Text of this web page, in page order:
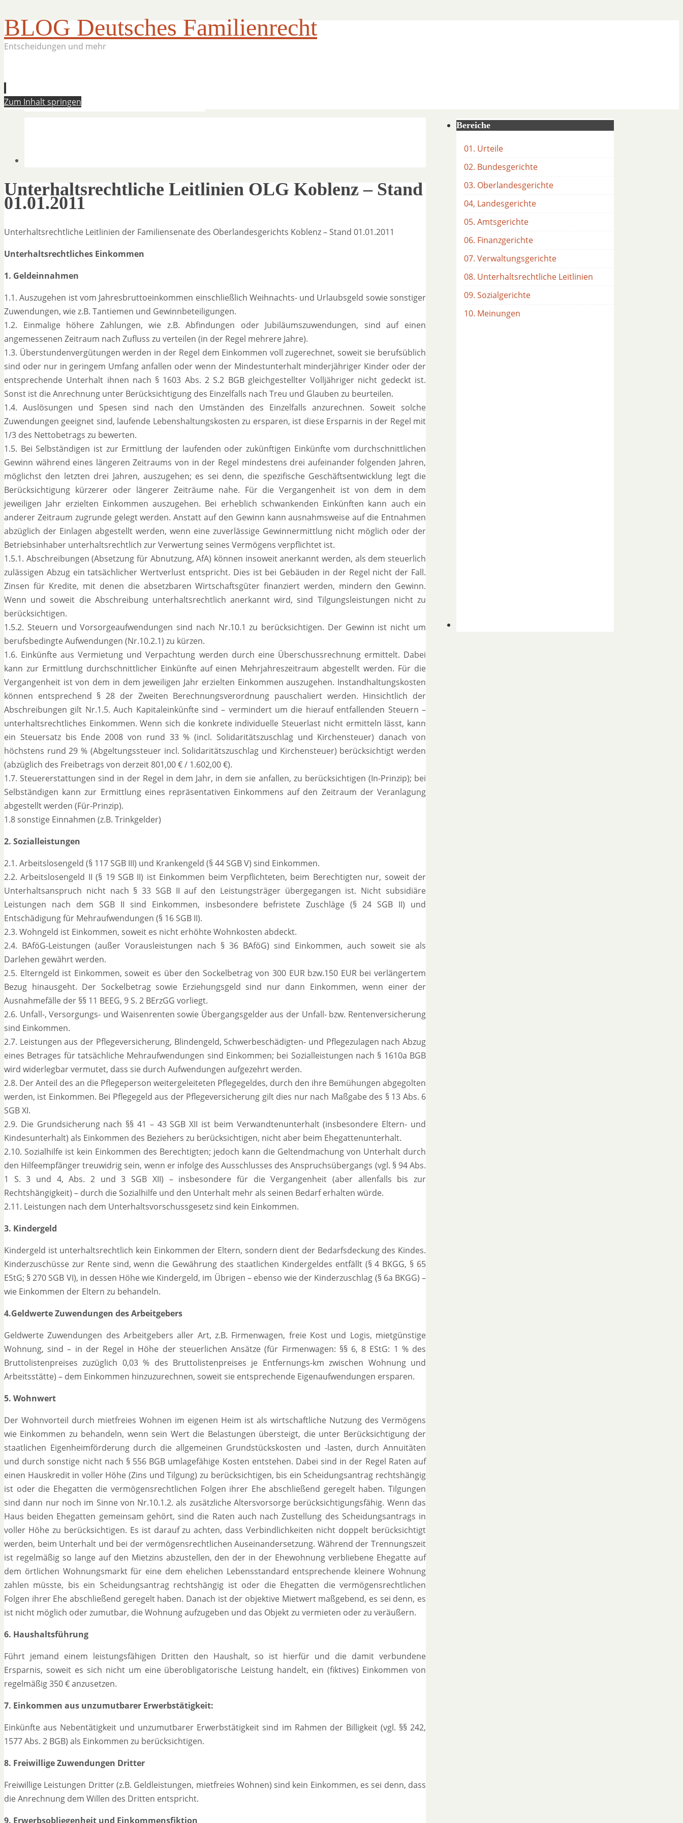
BLOG Deutsches Familienrecht
Entscheidungen und mehr
Zum Inhalt springen
Unterhaltsrechtliche Leitlinien OLG Koblenz – Stand
01.01.2011
Unterhaltsrechtliche Leitlinien der Familiensenate des Oberlandesgerichts Koblenz – Stand 01.01.2011
Unterhaltsrechtliches Einkommen
1. Geldeinnahmen
1.1. Auszugehen ist vom Jahresbruttoeinkommen einschließlich Weihnachts- und Urlaubsgeld sowie sonstiger
Zuwendungen, wie z.B. Tantiemen und Gewinnbeteiligungen.
1.2. Einmalige höhere Zahlungen, wie z.B. Abfindungen oder Jubiläumszuwendungen, sind auf einen
angemessenen Zeitraum nach Zufluss zu verteilen (in der Regel mehrere Jahre).
1.3. Überstundenvergütungen werden in der Regel dem Einkommen voll zugerechnet, soweit sie berufsüblich
sind oder nur in geringem Umfang anfallen oder wenn der Mindestunterhalt minderjähriger Kinder oder der
entsprechende Unterhalt ihnen nach § 1603 Abs. 2 S.2 BGB gleichgestellter Volljähriger nicht gedeckt ist.
Sonst ist die Anrechnung unter Berücksichtigung des Einzelfalls nach Treu und Glauben zu beurteilen.
1.4. Auslösungen und Spesen sind nach den Umständen des Einzelfalls anzurechnen. Soweit solche
Zuwendungen geeignet sind, laufende Lebenshaltungskosten zu ersparen, ist diese Ersparnis in der Regel mit
1/3 des Nettobetrags zu bewerten.
1.5. Bei Selbständigen ist zur Ermittlung der laufenden oder zukünftigen Einkünfte vom durchschnittlichen
Gewinn während eines längeren Zeitraums von in der Regel mindestens drei aufeinander folgenden Jahren,
möglichst den letzten drei Jahren, auszugehen; es sei denn, die spezifische Geschäftsentwicklung legt die
Berücksichtigung kürzerer oder längerer Zeiträume nahe. Für die Vergangenheit ist von dem in dem
jeweiligen Jahr erzielten Einkommen auszugehen. Bei erheblich schwankenden Einkünften kann auch ein
anderer Zeitraum zugrunde gelegt werden. Anstatt auf den Gewinn kann ausnahmsweise auf die Entnahmen
abzüglich der Einlagen abgestellt werden, wenn eine zuverlässige Gewinnermittlung nicht möglich oder der
Betriebsinhaber unterhaltsrechtlich zur Verwertung seines Vermögens verpflichtet ist.
1.5.1. Abschreibungen (Absetzung für Abnutzung, AfA) können insoweit anerkannt werden, als dem steuerlich
zulässigen Abzug ein tatsächlicher Wertverlust entspricht. Dies ist bei Gebäuden in der Regel nicht der Fall.
Zinsen für Kredite, mit denen die absetzbaren Wirtschaftsgüter finanziert werden, mindern den Gewinn.
Wenn und soweit die Abschreibung unterhaltsrechtlich anerkannt wird, sind Tilgungsleistungen nicht zu
berücksichtigen.
1.5.2. Steuern und Vorsorgeaufwendungen sind nach Nr.10.1 zu berücksichtigen. Der Gewinn ist nicht um
berufsbedingte Aufwendungen (Nr.10.2.1) zu kürzen.
1.6. Einkünfte aus Vermietung und Verpachtung werden durch eine Überschussrechnung ermittelt. Dabei
kann zur Ermittlung durchschnittlicher Einkünfte auf einen Mehrjahreszeitraum abgestellt werden. Für die
Vergangenheit ist von dem in dem jeweiligen Jahr erzielten Einkommen auszugehen. Instandhaltungskosten
können entsprechend § 28 der Zweiten Berechnungsverordnung pauschaliert werden. Hinsichtlich der
Abschreibungen gilt Nr.1.5. Auch Kapitaleinkünfte sind – vermindert um die hierauf entfallenden Steuern –
unterhaltsrechtliches Einkommen. Wenn sich die konkrete individuelle Steuerlast nicht ermitteln lässt, kann
ein Steuersatz bis Ende 2008 von rund 33 % (incl. Solidaritätszuschlag und Kirchensteuer) danach von
höchstens rund 29 % (Abgeltungssteuer incl. Solidaritätszuschlag und Kirchensteuer) berücksichtigt werden
(abzüglich des Freibetrags von derzeit 801,00 € / 1.602,00 €).
1.7. Steuererstattungen sind in der Regel in dem Jahr, in dem sie anfallen, zu berücksichtigen (In-Prinzip); bei
Selbständigen kann zur Ermittlung eines repräsentativen Einkommens auf den Zeitraum der Veranlagung
abgestellt werden (Für-Prinzip).
1.8 sonstige Einnahmen (z.B. Trinkgelder)
2. Sozialleistungen
2.1. Arbeitslosengeld (§ 117 SGB III) und Krankengeld (§ 44 SGB V) sind Einkommen.
2.2. Arbeitslosengeld II (§ 19 SGB II) ist Einkommen beim Verpflichteten, beim Berechtigten nur, soweit der
Unterhaltsanspruch nicht nach § 33 SGB II auf den Leistungsträger übergegangen ist. Nicht subsidiäre
Leistungen nach dem SGB II sind Einkommen, insbesondere befristete Zuschläge (§ 24 SGB II) und
Entschädigung für Mehraufwendungen (§ 16 SGB II).
2.3. Wohngeld ist Einkommen, soweit es nicht erhöhte Wohnkosten abdeckt.
2.4. BAföG-Leistungen (außer Vorausleistungen nach § 36 BAföG) sind Einkommen, auch soweit sie als
Darlehen gewährt werden.
2.5. Elterngeld ist Einkommen, soweit es über den Sockelbetrag von 300 EUR bzw.150 EUR bei verlängertem
Bezug hinausgeht. Der Sockelbetrag sowie Erziehungsgeld sind nur dann Einkommen, wenn einer der
Ausnahmefälle der §§ 11 BEEG, 9 S. 2 BErzGG vorliegt.
2.6. Unfall-, Versorgungs- und Waisenrenten sowie Übergangsgelder aus der Unfall- bzw. Rentenversicherung
sind Einkommen.
2.7. Leistungen aus der Pflegeversicherung, Blindengeld, Schwerbeschädigten- und Pflegezulagen nach Abzug
eines Betrages für tatsächliche Mehraufwendungen sind Einkommen; bei Sozialleistungen nach § 1610a BGB
wird widerlegbar vermutet, dass sie durch Aufwendungen aufgezehrt werden.
2.8. Der Anteil des an die Pflegeperson weitergeleiteten Pflegegeldes, durch den ihre Bemühungen abgegolten
werden, ist Einkommen. Bei Pflegegeld aus der Pflegeversicherung gilt dies nur nach Maßgabe des § 13 Abs. 6
SGB XI.
2.9. Die Grundsicherung nach §§ 41 – 43 SGB XII ist beim Verwandtenunterhalt (insbesondere Eltern- und
Kindesunterhalt) als Einkommen des Beziehers zu berücksichtigen, nicht aber beim Ehegattenunterhalt.
2.10. Sozialhilfe ist kein Einkommen des Berechtigten; jedoch kann die Geltendmachung von Unterhalt durch
den Hilfeempfänger treuwidrig sein, wenn er infolge des Ausschlusses des Anspruchsübergangs (vgl. § 94 Abs.
1 S. 3 und 4, Abs. 2 und 3 SGB XII) – insbesondere für die Vergangenheit (aber allenfalls bis zur
Rechtshängigkeit) – durch die Sozialhilfe und den Unterhalt mehr als seinen Bedarf erhalten würde.
2.11. Leistungen nach dem Unterhaltsvorschussgesetz sind kein Einkommen.
3. Kindergeld
Kindergeld ist unterhaltsrechtlich kein Einkommen der Eltern, sondern dient der Bedarfsdeckung des Kindes.
Kinderzuschüsse zur Rente sind, wenn die Gewährung des staatlichen Kindergeldes entfällt (§ 4 BKGG, § 65
EStG; § 270 SGB VI), in dessen Höhe wie Kindergeld, im Übrigen – ebenso wie der Kinderzuschlag (§ 6a BKGG) –
wie Einkommen der Eltern zu behandeln.
4.Geldwerte Zuwendungen des Arbeitgebers
Geldwerte Zuwendungen des Arbeitgebers aller Art, z.B. Firmenwagen, freie Kost und Logis, mietgünstige
Wohnung, sind – in der Regel in Höhe der steuerlichen Ansätze (für Firmenwagen: §§ 6, 8 EStG: 1 % des
Bruttolistenpreises zuzüglich 0,03 % des Bruttolistenpreises je Entfernungs-km zwischen Wohnung und
Arbeitsstätte) – dem Einkommen hinzuzurechnen, soweit sie entsprechende Eigenaufwendungen ersparen.
5. Wohnwert
Der Wohnvorteil durch mietfreies Wohnen im eigenen Heim ist als wirtschaftliche Nutzung des Vermögens
wie Einkommen zu behandeln, wenn sein Wert die Belastungen übersteigt, die unter Berücksichtigung der
staatlichen Eigenheimförderung durch die allgemeinen Grundstückskosten und -lasten, durch Annuitäten
und durch sonstige nicht nach § 556 BGB umlagefähige Kosten entstehen. Dabei sind in der Regel Raten auf
einen Hauskredit in voller Höhe (Zins und Tilgung) zu berücksichtigen, bis ein Scheidungsantrag rechtshängig
ist oder die Ehegatten die vermögensrechtlichen Folgen ihrer Ehe abschließend geregelt haben. Tilgungen
sind dann nur noch im Sinne von Nr.10.1.2. als zusätzliche Altersvorsorge berücksichtigungsfähig. Wenn das
Haus beiden Ehegatten gemeinsam gehört, sind die Raten auch nach Zustellung des Scheidungsantrags in
voller Höhe zu berücksichtigen. Es ist darauf zu achten, dass Verbindlichkeiten nicht doppelt berücksichtigt
werden, beim Unterhalt und bei der vermögensrechtlichen Auseinandersetzung. Während der Trennungszeit
ist regelmäßig so lange auf den Mietzins abzustellen, den der in der Ehewohnung verbliebene Ehegatte auf
dem örtlichen Wohnungsmarkt für eine dem ehelichen Lebensstandard entsprechende kleinere Wohnung
zahlen müsste, bis ein Scheidungsantrag rechtshängig ist oder die Ehegatten die vermögensrechtlichen
Folgen ihrer Ehe abschließend geregelt haben. Danach ist der objektive Mietwert maßgebend, es sei denn, es
ist nicht möglich oder zumutbar, die Wohnung aufzugeben und das Objekt zu vermieten oder zu veräußern.
6. Haushaltsführung
Führt jemand einem leistungsfähigen Dritten den Haushalt, so ist hierfür und die damit verbundene
Ersparnis, soweit es sich nicht um eine überobligatorische Leistung handelt, ein (fiktives) Einkommen von
regelmäßig 350 € anzusetzen.
7. Einkommen aus unzumutbarer Erwerbstätigkeit:
Einkünfte aus Nebentätigkeit und unzumutbarer Erwerbstätigkeit sind im Rahmen der Billigkeit (vgl. §§ 242,
1577 Abs. 2 BGB) als Einkommen zu berücksichtigen.
8. Freiwillige Zuwendungen Dritter
Freiwillige Leistungen Dritter (z.B. Geldleistungen, mietfreies Wohnen) sind kein Einkommen, es sei denn, dass
die Anrechnung dem Willen des Dritten entspricht.
9. Erwerbsobliegenheit und Einkommensfiktion
Bereiche
01. Urteile
02. Bundesgerichte
03. Oberlandesgerichte
04, Landesgerichte
05. Amtsgerichte
06. Finanzgerichte
07. Verwaltungsgerichte
08. Unterhaltsrechtliche Leitlinien
09. Sozialgerichte
10. Meinungen